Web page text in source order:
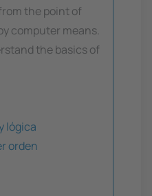
the point of
computer means.
the basics of
lógica
orden